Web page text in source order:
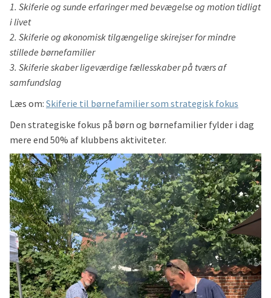
1. Skiferie og sunde erfaringer med bevægelse og motion tidligt
i livet
2. Skiferie og økonomisk tilgængelige skirejser for mindre
stillede børnefamilier
3. Skiferie skaber ligeværdige fællesskaber på tværs af
samfundslag
Læs om: Skiferie til børnefamilier som strategisk fokus
Den strategiske fokus på børn og børnefamilier fylder i dag
mere end 50% af klubbens aktiviteter.